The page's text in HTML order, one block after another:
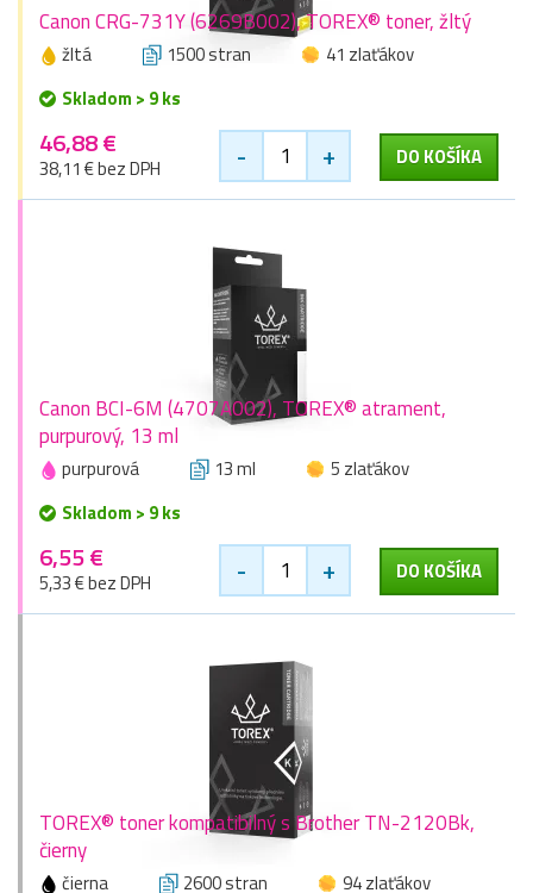
Canon CRG-731Y (6269B002), TOREX® toner, žltý
žltá 1500 stran
41 zlaťákov
Skladom > 9 ks
46,88 €
38,11 € bez DPH - + DO KOŠÍKA
Canon BCI-6M (4707A002), TOREX® atrament,
purpurový, 13 ml
purpurová 13 ml
5 zlaťákov
Skladom > 9 ks
6,55 €
5,33 € bez DPH - + DO KOŠÍKA
TOREX® toner kompatibilný s Brother TN-2120Bk,
čierny
čierna 2600 stran 94 zlaťákov